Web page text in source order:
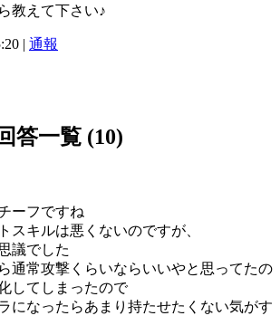
教えて下さい♪
| 通報
答一覧 (10)
ーフですね
スキルは悪くないのですが、
議でした
通常攻撃くらいならいいやと思ってたの
してしまったので
になったらあまり持たせたくない気がす